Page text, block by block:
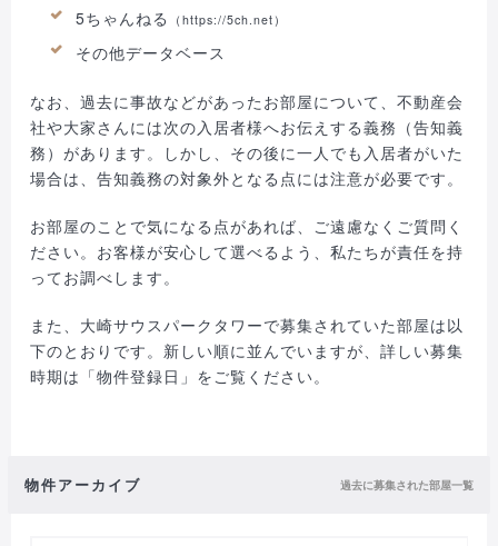
5ちゃんねる （https://5ch.net）
その他データベース
なお、過去に事故などがあったお部屋について、不動産会
社や大家さんには次の入居者様へお伝えする義務（告知義
務）があります。しかし、その後に一人でも入居者がいた
場合は、告知義務の対象外となる点には注意が必要です。
お部屋のことで気になる点があれば、ご遠慮なくご質問く
ださい。お客様が安心して選べるよう、私たちが責任を持
ってお調べします。
また、大崎サウスパークタワーで募集されていた部屋は以
下のとおりです。新しい順に並んでいますが、詳しい募集
時期は「物件登録日」をご覧ください。
物件アーカイブ 過去に募集された部屋一覧